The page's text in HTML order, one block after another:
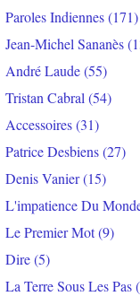
Paroles Indiennes(171)
Jean-Michel Sananès
André Laude(55)
Tristan Cabral (54)
Accessoires(31)
Patrice Desbiens(27)
Denis Vanier(15)
L'impatience Du
Le Premier Mot(9)
Dire(5)
La Terre Sous Les Pas